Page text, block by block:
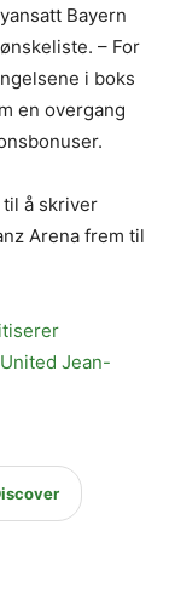
Bayern
– For
i boks
en overgang
til å skriver
Arena frem til
Jean-